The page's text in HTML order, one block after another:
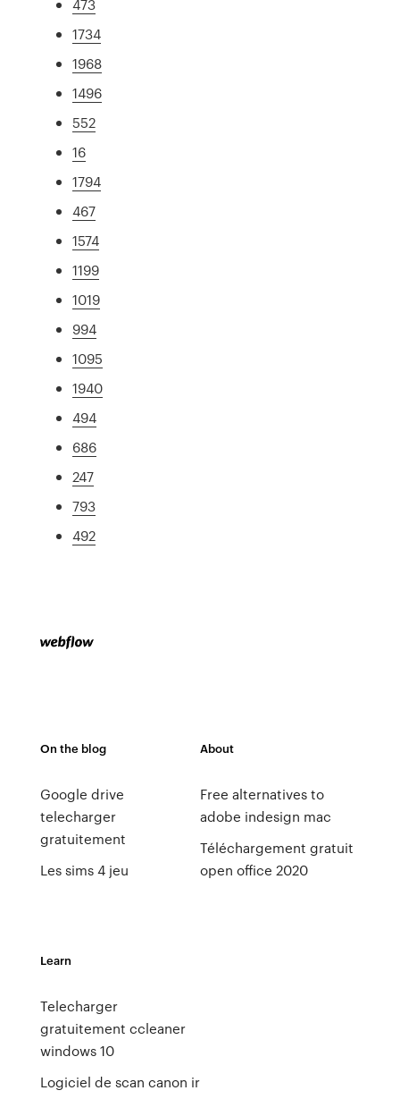
473
1734
1968
1496
552
16
1794
467
1574
1199
1019
994
1095
1940
494
686
247
793
492
On the blog
Google drive
telecharger
gratuitement
Les sims 4 jeu
About
Free alternatives to
adobe indesign mac
Téléchargement gratuit
open office 2020
Learn
Telecharger
gratuitement ccleaner
windows 10
Logiciel de scan canon ir